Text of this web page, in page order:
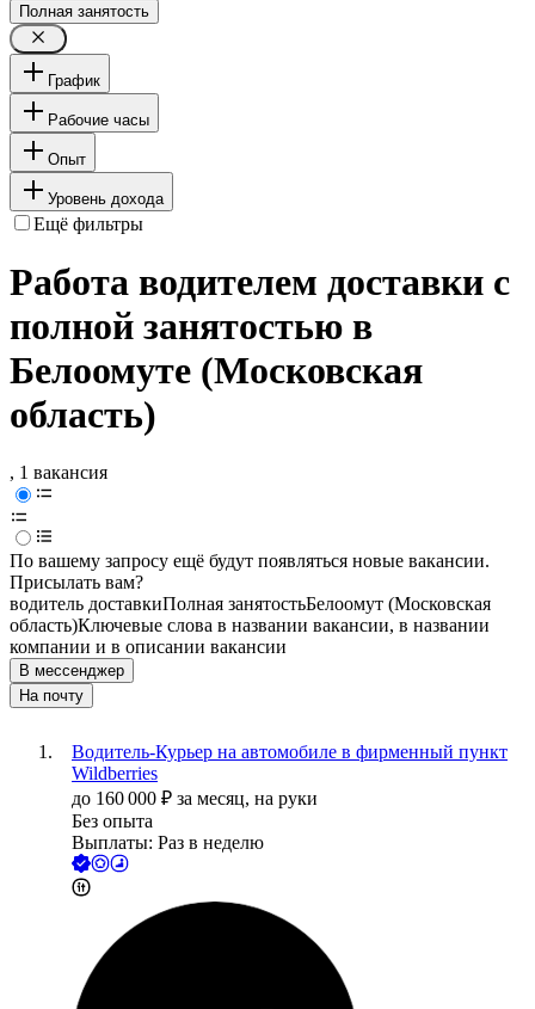
Полная занятость
График
Рабочие часы
Опыт
Уровень дохода
Ещё фильтры
Работа водителем доставки с
полной занятостью в
Белоомуте (Московская
область)
, 1 вакансия
По вашему запросу ещё будут появляться новые вакансии.
Присылать вам?
водитель доставкиПолная занятостьБелоомут (Московская
область)Ключевые слова в названии вакансии, в названии
компании и в описании вакансии
В мессенджер
На почту
Водитель-Курьер на автомобиле в фирменный пункт
Wildberries
до 160 000 ₽ за месяц, на руки
Без опыта
Выплаты: Раз в неделю